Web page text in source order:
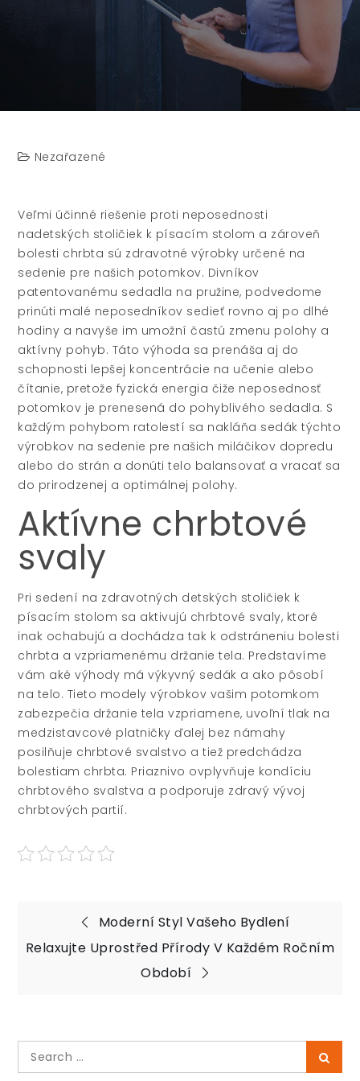
Nezařazené
Veľmi účinné riešenie proti neposednosti
nadetských stoličiek k písacím stolom a zároveň
bolesti chrbta sú zdravotné výrobky určené na
sedenie pre našich potomkov. Divníkov
patentovanému sedadla na pružine, podvedome
prinúti malé neposedníkov sedieť rovno aj po dlhé
hodiny a navyše im umožní častú zmenu polohy a
aktívny pohyb. Táto výhoda sa prenáša aj do
schopnosti lepšej koncentrácie na učenie alebo
čítanie, pretože fyzická energia čiže neposednosť
potomkov je prenesená do pohyblivého sedadla. S
každým pohybom ratolestí sa nakláňa sedák týchto
výrobkov na sedenie pre našich miláčikov dopredu
alebo do strán a donúti telo balansovať a vracať sa
do prirodzenej a optimálnej polohy.
Aktívne chrbtové
svaly
Pri sedení na zdravotných detských stoličiek k
písacím stolom sa aktivujú chrbtové svaly, ktoré
inak ochabujú a dochádza tak k odstráneniu bolesti
chrbta a vzpriamenému držanie tela. Predstavíme
vám aké výhody má výkyvný sedák a ako pôsobí
na telo. Tieto modely výrobkov vašim potomkom
zabezpečia držanie tela vzpriamene, uvoľní tlak na
medzistavcové platničky ďalej bez námahy
posilňuje chrbtové svalstvo a tiež predchádza
bolestiam chrbta. Priaznivo ovplyvňuje kondíciu
chrbtového svalstva a podporuje zdravý vývoj
chrbtových partií.
Navigace
pro
příspěvek
Moderní Styl Vašeho Bydlení
Relaxujte Uprostřed Přírody V Každém Ročním
Období
Search
for: